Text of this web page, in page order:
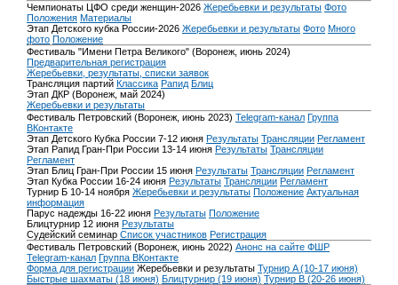
Чемпионаты ЦФО среди женщин-2026 Жеребьевки и результаты Фото
Положения Материалы
Этап Детского кубка России-2026 Жеребьевки и результаты Фото Много
фото Положение
Фестиваль "Имени Петра Великого" (Воронеж, июнь 2024)
Предварительная регистрация
Жеребьевки, результаты, списки заявок
Трансляция партий Классика Рапид Блиц
Этап ДКР (Воронеж, май 2024)
Жеребьевки и результаты
Фестиваль Петровский (Воронеж, июнь 2023) Telegram-канал Группа
ВКонтакте
Этап Детского Кубка России 7-12 июня Результаты Трансляции Регламент
Этап Рапид Гран-При России 13-14 июня Результаты Трансляции
Регламент
Этап Блиц Гран-При России 15 июня Результаты Трансляции Регламент
Этап Кубка России 16-24 июня Результаты Трансляции Регламент
Турнир Б 10-14 ноября Жеребьевки и результаты Положение Актуальная
информация
Парус надежды 16-22 июня Результаты Положение
Блицтурнир 12 июня Результаты
Судейский семинар Список участников Регистрация
Фестиваль Петровский (Воронеж, июнь 2022) Анонс на сайте ФШР
Telegram-канал Группа ВКонтакте
Форма для регистрации Жеребьевки и результаты Турнир A (10-17 июня)
Быстрые шахматы (18 июня) Блицтурнир (19 июня) Турнир B (20-26 июня)